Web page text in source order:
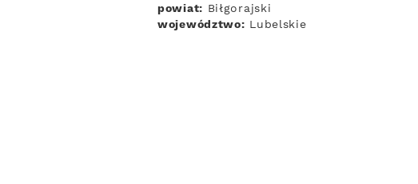
powiat: Biłgorajski
województwo: Lubelskie